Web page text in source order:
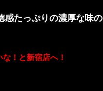
感たっぷりの濃厚な味の
！と新宿店へ！